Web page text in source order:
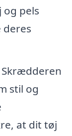
pels
Skrædderen
stil og
at dit tøj